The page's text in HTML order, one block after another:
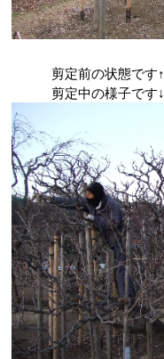
剪定前の状態です↑
剪定中の様子です↓